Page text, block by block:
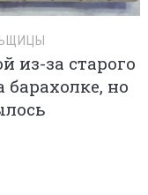
из-за старого
барахолке, но